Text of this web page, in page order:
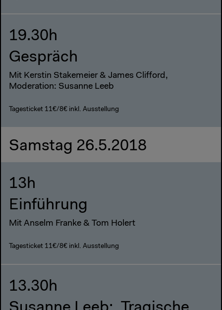
19.30h
Gespräch
Mit Kerstin Stakemeier & James Clifford,
Moderation: Susanne Leeb
Tagesticket 11€/8€ inkl. Ausstellung
Samstag 26.5.2018
13h
Einführung
Mit Anselm Franke & Tom Holert
Tagesticket 11€/8€ inkl. Ausstellung
13.30h